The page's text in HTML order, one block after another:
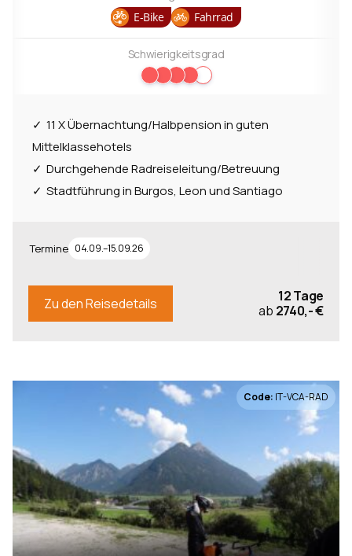
Schwierigkeitsgrad
E-Bike
Fahrrad
11 X Übernachtung/Halbpension in guten
Mittelklassehotels
Durchgehende Radreiseleitung/Betreuung
Stadtführung in Burgos, Leon und Santiago
Termine 04.09.–15.09.26
Zu den Reisedetails
12 Tage
ab 2740,- €
Code: IT-VCA-RAD